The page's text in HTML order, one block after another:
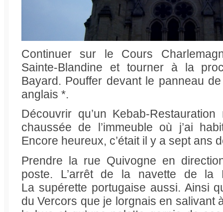
Continuer sur le Cours
Sainte-Blandine et tourner à la
Bayard. Pouffer devant le panneau
anglais *.
Découvrir qu’un Kebab-
chaussée de l’immeuble où j’ai
Encore heureux, c’était il y a sept ans
Prendre la rue Quivogne en
poste. L’arrêt de la navette de la
La supérette portugaise aussi. Ainsi
du Vercors que je lorgnais en salivant